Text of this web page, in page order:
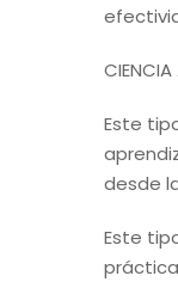
CIENCIA
Este
desde
Este